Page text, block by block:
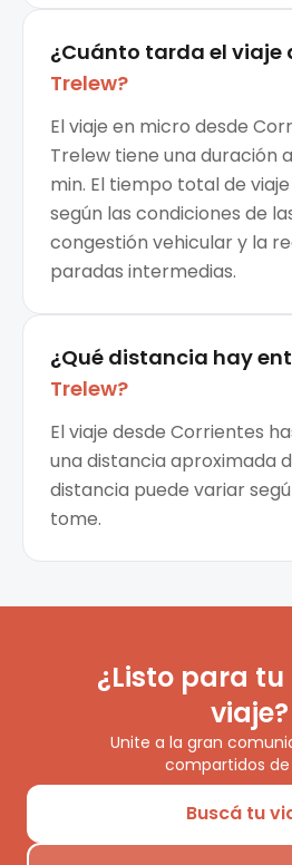
¿Cuánto tarda el viaje
Trelew?
El viaje en micro desde
Trelew tiene una duración
min. El tiempo total de
según las condiciones de
congestión vehicular y la
paradas intermedias.
¿Qué distancia hay
Trelew?
El viaje desde Corrientes
una distancia aproximada
distancia puede variar
tome.
¿Listo para
viaje?
Unite a la gran
compartidos de
Buscá tu